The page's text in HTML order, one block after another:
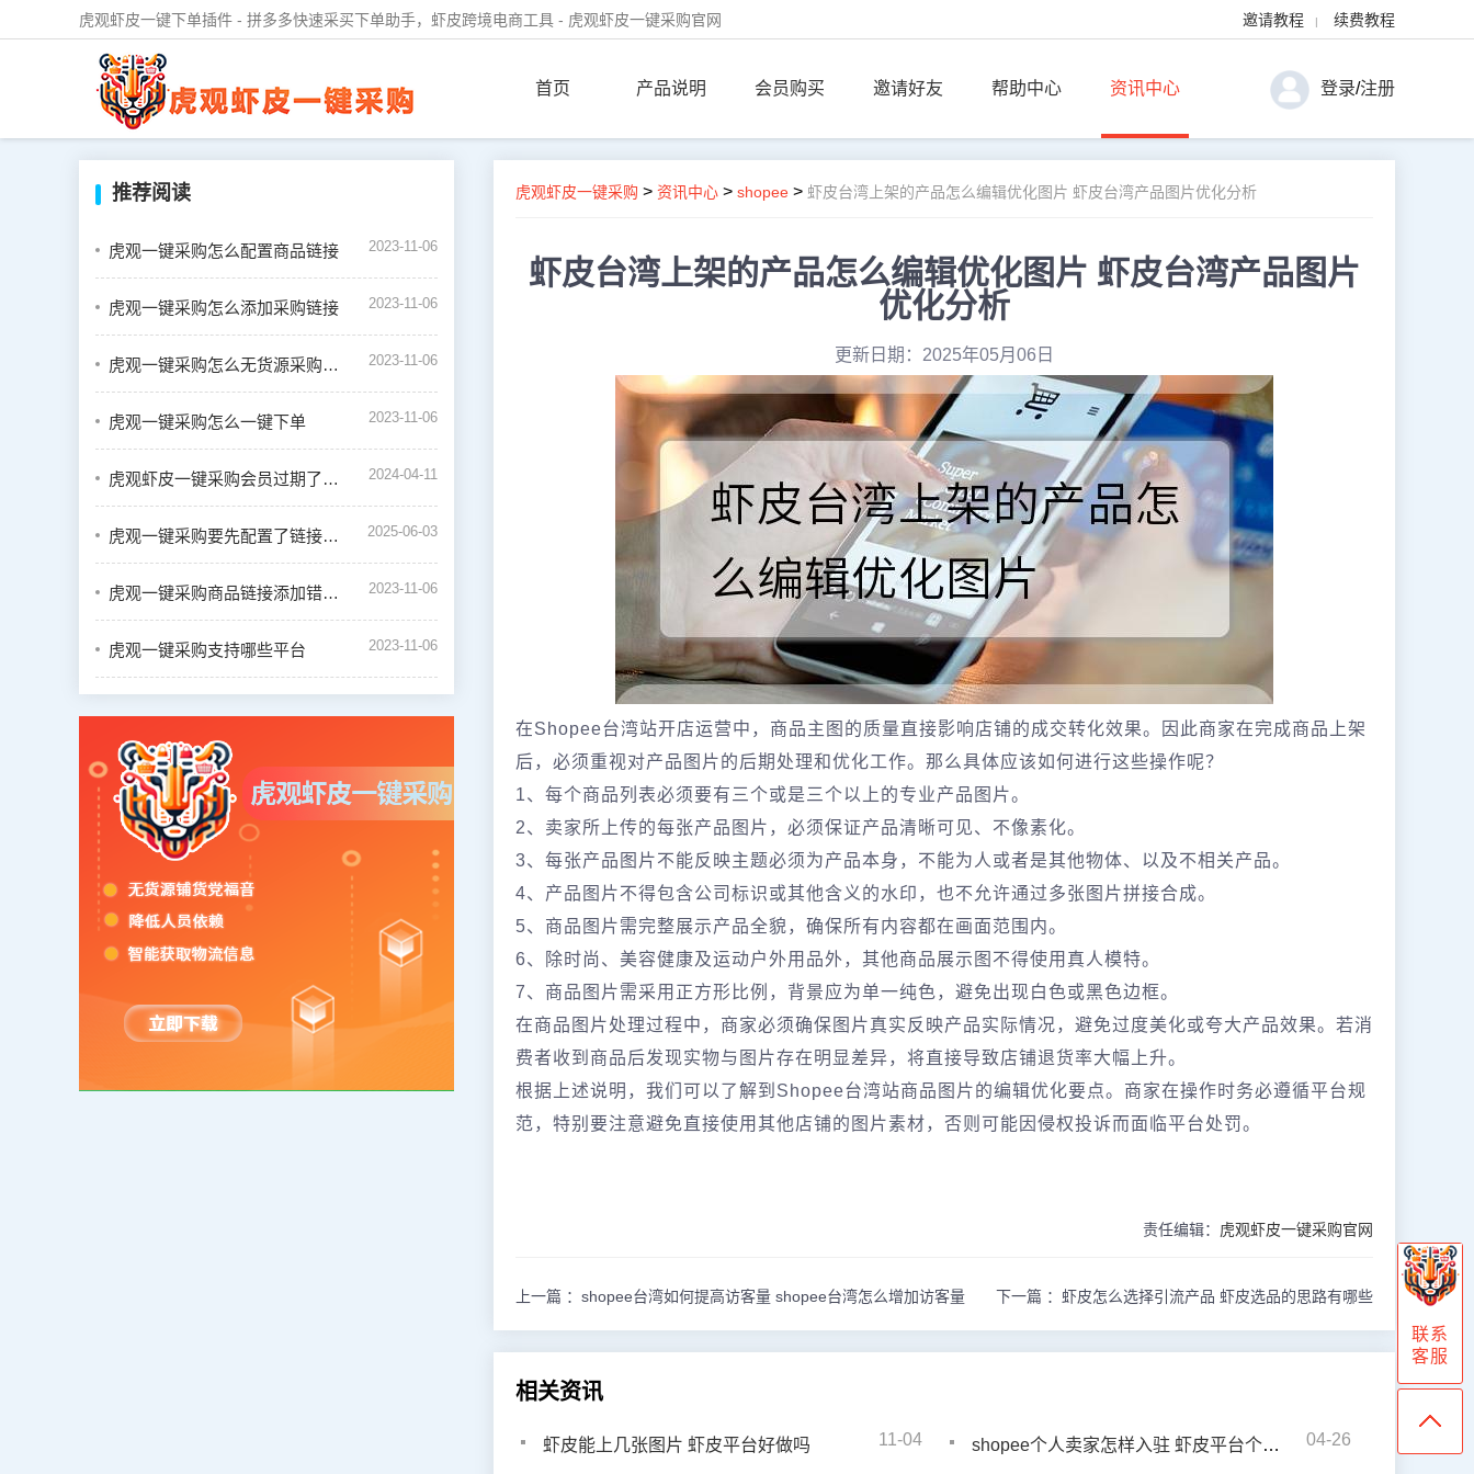
虎观虾皮一键下单插件 - 拼多多快速采买下单助手，虾皮跨境电商工具 - 虎观虾皮一键采购官网 邀请教程 | 续费教程
首页 产品说明 会员购买 邀请好友 帮助中心 资讯中心 登录/注册
推荐阅读
虎观一键采购怎么配置商品链接 2023-11-06
虎观一键采购怎么添加采购链接 2023-11-06
虎观一键采购怎么无货源采购虾皮订单 2023-11-06
虎观一键采购怎么一键下单 2023-11-06
虎观虾皮一键采购会员过期了怎么续费 2024-04-11
虎观一键采购要先配置了链接才能一键下单吗 2025-06-03
虎观一键采购商品链接添加错误怎么办 2023-11-06
虎观一键采购支持哪些平台 2023-11-06
虎观虾皮一键采购 > 资讯中心 > shopee > 虾皮台湾上架的产品怎么编辑优化图片 虾皮台湾产品图片优化分析
虾皮台湾上架的产品怎么编辑优化图片 虾皮台湾产品图片
优化分析
更新日期：2025年05月06日
在Shopee台湾站开店运营中，商品主图的质量直接影响店铺的成交转化效果。因此商家在完成商品上架
后，必须重视对产品图片的后期处理和优化工作。那么具体应该如何进行这些操作呢？
1、每个商品列表必须要有三个或是三个以上的专业产品图片。
2、卖家所上传的每张产品图片，必须保证产品清晰可见、不像素化。
3、每张产品图片不能反映主题必须为产品本身，不能为人或者是其他物体、以及不相关产品。
4、产品图片不得包含公司标识或其他含义的水印，也不允许通过多张图片拼接合成。
5、商品图片需完整展示产品全貌，确保所有内容都在画面范围内。
6、除时尚、美容健康及运动户外用品外，其他商品展示图不得使用真人模特。
7、商品图片需采用正方形比例，背景应为单一纯色，避免出现白色或黑色边框。
在商品图片处理过程中，商家必须确保图片真实反映产品实际情况，避免过度美化或夸大产品效果。若消
费者收到商品后发现实物与图片存在明显差异，将直接导致店铺退货率大幅上升。
根据上述说明，我们可以了解到Shopee台湾站商品图片的编辑优化要点。商家在操作时务必遵循平台规
范，特别要注意避免直接使用其他店铺的图片素材，否则可能因侵权投诉而面临平台处罚。
责任编辑： 虎观虾皮一键采购官网
上一篇 ： shopee台湾如何提高访客量 shopee台湾怎么增加访客量 下一篇 ： 虾皮怎么选择引流产品 虾皮选品的思路有哪些
相关资讯
虾皮能上几张图片 虾皮平台好做吗 11-04 shopee个人卖家怎样入驻 虾皮平台个人入驻流程 04-26
联系
客服